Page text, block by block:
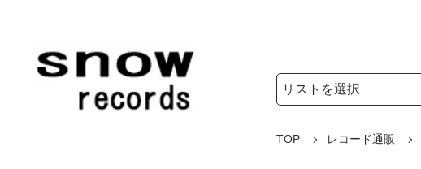
検索リストの選択
TOP レコード通販